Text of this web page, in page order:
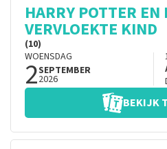
HARRY POTTER EN
VERVLOEKTE KIND
(10)
WOENSDAG
2SEPTEMBER
2026
BEKIJK